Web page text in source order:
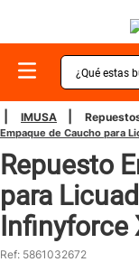
¿Qué estas
IMUSA
Empaque de Caucho para
Repuesto
para
Ref: 5861032672
1.
2
3.
4.